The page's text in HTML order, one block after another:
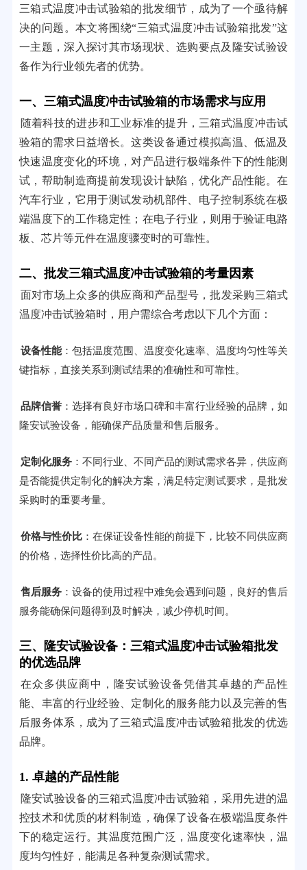
三箱式温度冲击试验箱的批发细节，成为了一个亟待解
决的问题。本文将围绕“三箱式温度冲击试验箱批发”这
一主题，深入探讨其市场现状、选购要点及隆安试验设
备作为行业领先者的优势。
一、三箱式温度冲击试验箱的市场需求与应用
随着科技的进步和工业标准的提升，三箱式温度冲击试
验箱的需求日益增长。这类设备通过模拟高温、低温及
快速温度变化的环境，对产品进行极端条件下的性能测
试，帮助制造商提前发现设计缺陷，优化产品性能。在
汽车行业，它用于测试发动机部件、电子控制系统在极
端温度下的工作稳定性；在电子行业，则用于验证电路
板、芯片等元件在温度骤变时的可靠性。
二、批发三箱式温度冲击试验箱的考量因素
面对市场上众多的供应商和产品型号，批发采购三箱式
温度冲击试验箱时，用户需综合考虑以下几个方面：
设备性能：包括温度范围、温度变化速率、温度均匀性等关
键指标，直接关系到测试结果的准确性和可靠性。
品牌信誉：选择有良好市场口碑和丰富行业经验的品牌，如
隆安试验设备，能确保产品质量和售后服务。
定制化服务：不同行业、不同产品的测试需求各异，供应商
是否能提供定制化的解决方案，满足特定测试要求，是批发
采购时的重要考量。
价格与性价比：在保证设备性能的前提下，比较不同供应商
的价格，选择性价比高的产品。
售后服务：设备的使用过程中难免会遇到问题，良好的售后
服务能确保问题得到及时解决，减少停机时间。
三、隆安试验设备：三箱式温度冲击试验箱批发
的优选品牌
在众多供应商中，隆安试验设备凭借其卓越的产品性
能、丰富的行业经验、定制化的服务能力以及完善的售
后服务体系，成为了三箱式温度冲击试验箱批发的优选
品牌。
1. 卓越的产品性能
隆安试验设备的三箱式温度冲击试验箱，采用先进的温
控技术和优质的材料制造，确保了设备在极端温度条件
下的稳定运行。其温度范围广泛，温度变化速率快，温
度均匀性好，能满足各种复杂测试需求。